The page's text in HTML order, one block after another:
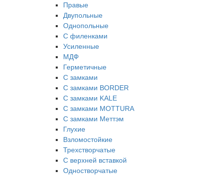
Правые
Двупольные
Однопольные
С филенками
Усиленные
МДФ
Герметичные
С замками
С замками BORDER
С замками KALE
С замками MOTTURA
С замками Меттэм
Глухие
Взломостойкие
Трехстворчатые
С верхней вставкой
Одностворчатые